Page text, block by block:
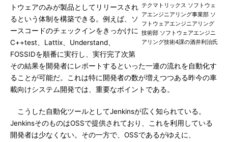
テクマトリックス ソフトウェ
アエンジニアリング事業部 ソ
フトウェアエンジニアリング
技術部 ソフトウェアエンジニ
アリング技術4課の酒井利治氏
トウェアのみが製品としてリリースされ
るという体制を構築できる。例えば、ソ
ースコードのチェックインをきっかけに
C++test、Lattix、Understand、
FOSSIDを順番に実行し、実行完了次第
その結果を開発者にレポートするといった一連の流れを自動化す
ることが可能だ。これは特に開発者の数が増えつつある昨今の車
載向けシステム開発では、重要なポイントである。
こうした自動化ツールとしてJenkinsが広く知られている。
JenkinsそのものはOSSで提供されており、これを利用している
開発者は少なくない。その一方で、OSSであるがゆえに、